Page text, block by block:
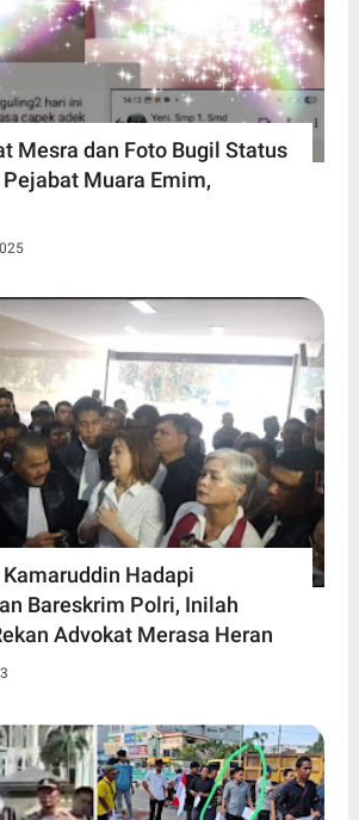
Mesra dan Foto Bugil Status
Pejabat Muara Emim,
Hadapi
Bareskrim Polri, Inilah
Advokat Merasa Heran